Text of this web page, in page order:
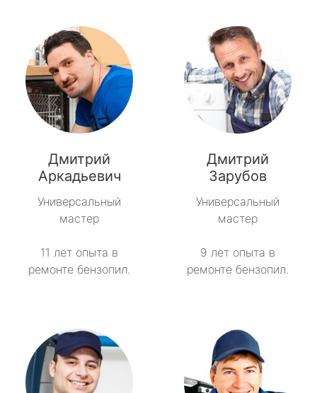
Дмитрий
Аркадьевич
Универсальный
мастер
11 лет опыта в
ремонте бензопил.
Дмитрий
Зарубов
Универсальный
мастер
9 лет опыта в
ремонте бензопил.